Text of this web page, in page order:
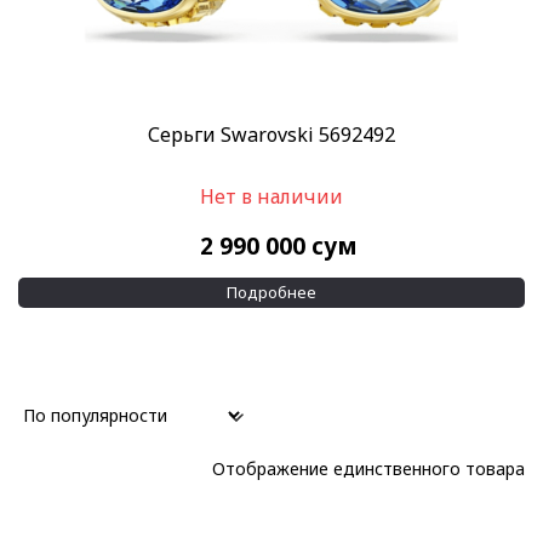
Кристаллы(1)
Серьги Swarovski 5692492
Нет в наличии
2 990 000 сум
Подробнее
Отображение единственного товара